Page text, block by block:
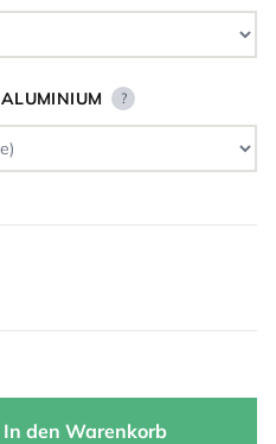
?
In den Warenkorb